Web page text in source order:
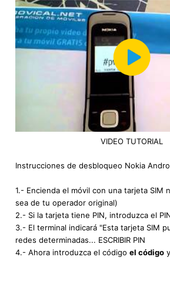
VIDEO TUTORIAL
Instrucciones de desbloqueo Nokia
1.- Encienda el móvil con una tarjeta SIM
sea de tu operador original)
2.- Si la tarjeta tiene PIN, introduzca el
3.- El terminal indicará "Esta tarjeta SIM
redes determinadas... ESCRIBIR PIN
4.- Ahora introduzca el código el código